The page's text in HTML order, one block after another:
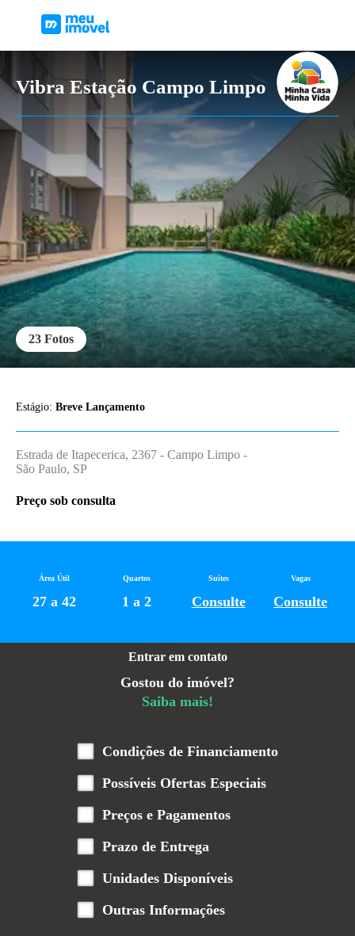
Vibra Estação Campo Limpo
23 Fotos
Entrar em contato
Gostou do imóvel?
Saiba mais!
Condições de Financiamento
Possíveis Ofertas Especiais
Preços e Pagamentos
Prazo de Entrega
Unidades Disponíveis
Outras Informações
Área Útil
27 a 42
Quartos
1 a 2
Suítes
Consulte
Vagas
Consulte
Estágio: Breve Lançamento
Estrada de Itapecerica, 2367 - Campo Limpo -
São Paulo, SP
Preço sob consulta